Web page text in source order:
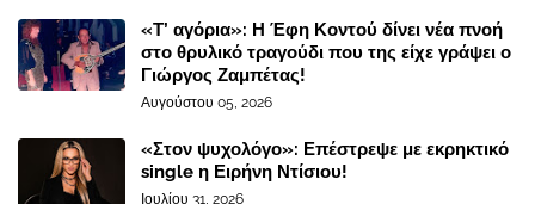
«Τ’ αγόρια»: Η Έφη Κοντού δίνει νέα πνοή
στο θρυλικό τραγούδι που της είχε γράψει ο
Γιώργος Ζαμπέτας!
Αυγούστου 05, 2026
«Στον ψυχολόγο»: Επέστρεψε με εκρηκτικό
single η Ειρήνη Ντίσιου!
Ιουλίου 31, 2026